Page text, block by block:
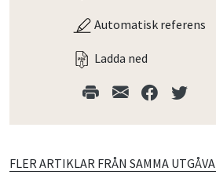
Automatisk referens
Ladda ned
FLER ARTIKLAR FRÅN SAMMA UTGÅVA